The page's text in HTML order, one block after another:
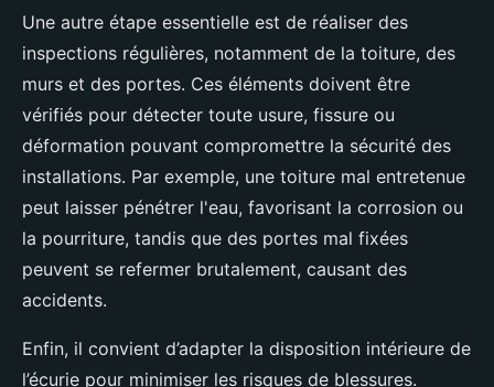
Une autre étape essentielle est de réaliser des
inspections régulières, notamment de la toiture, des
murs et des portes. Ces éléments doivent être
vérifiés pour détecter toute usure, fissure ou
déformation pouvant compromettre la sécurité des
installations. Par exemple, une toiture mal entretenue
peut laisser pénétrer l'eau, favorisant la corrosion ou
la pourriture, tandis que des portes mal fixées
peuvent se refermer brutalement, causant des
accidents.
Enfin, il convient d’adapter la disposition intérieure de
l’écurie pour minimiser les risques de blessures.